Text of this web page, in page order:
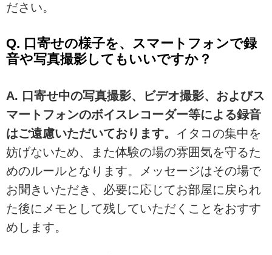
ださい。
Q. 口寄せの様子を、スマートフォンで録
音や写真撮影してもいいですか？
A. 口寄せ中の写真撮影、ビデオ撮影、およびス
マートフォンのボイスレコーダー等による録音
はご遠慮いただいております。 イタコの集中を
妨げないため、また体験の場の雰囲気を守るた
めのルールとなります。メッセージはその場で
お聞きいただき、必要に応じてお部屋に戻られ
た後にメモとして残していただくことをおすす
めします。